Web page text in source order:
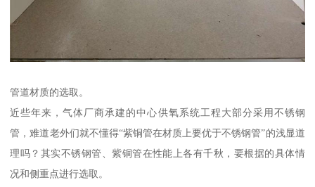
管道材质的选取。
近些年来，气体厂商承建的中心供氧系统工程大部分采用不锈钢
管，难道老外们就不懂得“紫铜管在材质上要优于不锈钢管”的浅显道
理吗？其实不锈钢管、紫铜管在性能上各有千秋，要根据的具体情
况和侧重点进行选取。